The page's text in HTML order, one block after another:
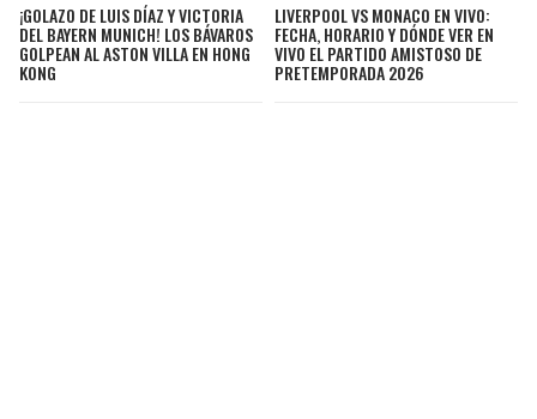
¡GOLAZO DE LUIS DÍAZ Y VICTORIA
DEL BAYERN MUNICH! LOS BÁVAROS
GOLPEAN AL ASTON VILLA EN HONG
KONG
LIVERPOOL VS MONACO EN VIVO:
FECHA, HORARIO Y DÓNDE VER EN
VIVO EL PARTIDO AMISTOSO DE
PRETEMPORADA 2026